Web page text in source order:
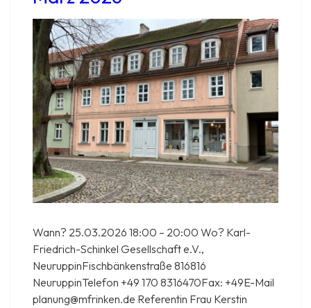
Wann? 25.03.2026 18:00 – 20:00 Wo? Karl-
Friedrich-Schinkel Gesellschaft e.V.,
NeuruppinFischbänkenstraße 816816
NeuruppinTelefon +49 170 8316470Fax: +49E-Mail
planung@mfrinken.de Referentin Frau Kerstin